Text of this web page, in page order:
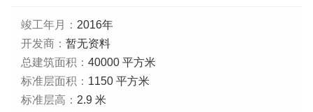
竣工年月： 2016年
开发商： 暂无资料
总建筑面积： 40000 平方米
标准层面积： 1150 平方米
标准层高： 2.9 米